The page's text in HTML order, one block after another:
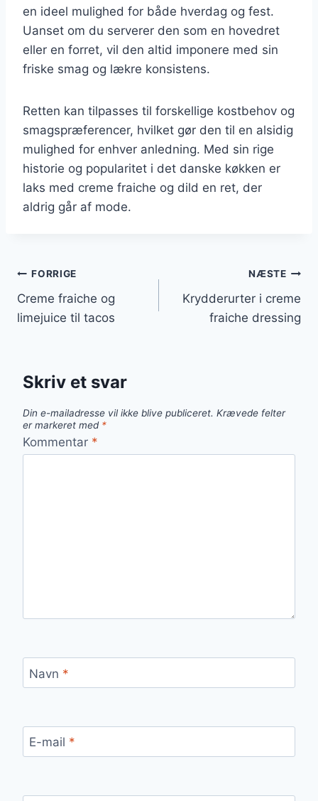
en ideel mulighed for både hverdag og fest.
Uanset om du serverer den som en hovedret
eller en forret, vil den altid imponere med sin
friske smag og lækre konsistens.
Retten kan tilpasses til forskellige kostbehov og
smagspræferencer, hvilket gør den til en alsidig
mulighed for enhver anledning. Med sin rige
historie og popularitet i det danske køkken er
laks med creme fraiche og dild en ret, der
aldrig går af mode.
Indlægsnavigation
FORRIGE
Creme fraiche og
limejuice til tacos
NÆSTE
Krydderurter i creme
fraiche dressing
Skriv et svar
Din e-mailadresse vil ikke blive publiceret. Krævede felter
er markeret med *
Kommentar *
Navn *
E-mail *